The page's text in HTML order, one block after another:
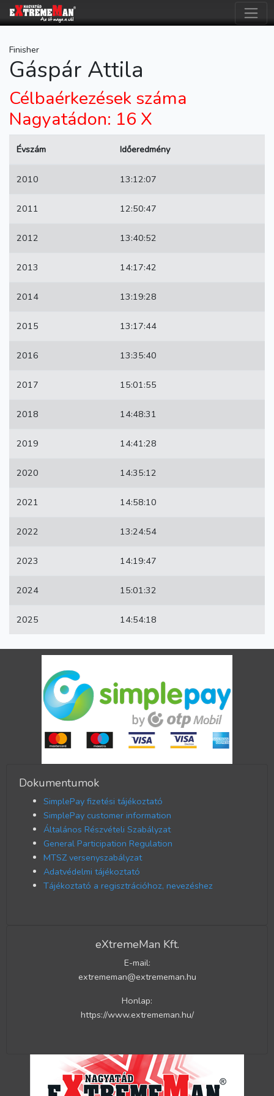
Finisher
Gáspár Attila
Célbaérkezések száma
Nagyatádon: 16 X
Évszám Időeredmény
2010 13:12:07
2011 12:50:47
2012 13:40:52
2013 14:17:42
2014 13:19:28
2015 13:17:44
2016 13:35:40
2017 15:01:55
2018 14:48:31
2019 14:41:28
2020 14:35:12
2021 14:58:10
2022 13:24:54
2023 14:19:47
2024 15:01:32
2025 14:54:18
Dokumentumok
SimplePay fizetési tájékoztató
SimplePay customer information
Általános Részvételi Szabályzat
General Participation Regulation
MTSZ versenyszabályzat
Adatvédelmi tájékoztató
Tájékoztató a regisztrációhoz, nevezéshez
eXtremeMan Kft.
E-mail:
extrememan@extrememan.hu
Honlap:
https://www.extrememan.hu/